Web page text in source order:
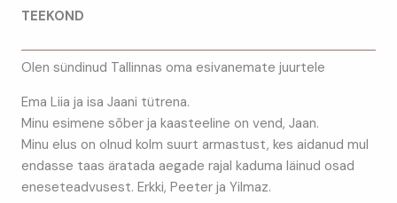
TEEKOND
Olen sündinud Tallinnas oma esivanemate juurtele
Ema Liia ja isa Jaani tütrena.
Minu esimene sõber ja kaasteeline on vend, Jaan.
Minu elus on olnud kolm suurt armastust, kes aidanud mul
endasse taas äratada aegade rajal kaduma läinud osad
eneseteadvusest. Erkki, Peeter ja Yilmaz.